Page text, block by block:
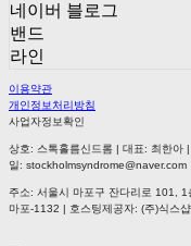
네이버 블로그
밴드
라인
이용약관
개인정보처리방침
사업자정보확인
상호: 스톡홀름신드롬 | 대표: 최한아
일: stockholmsyndrome@naver.com
주소: 서울시 마포구 잔다리로 101, 1
마포-1132 | 호스팅제공자: (주)식스샵